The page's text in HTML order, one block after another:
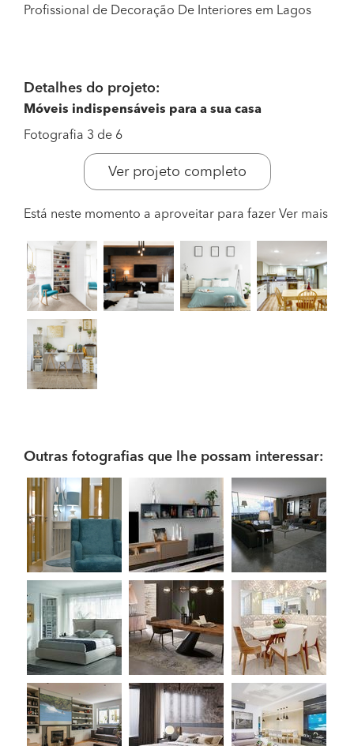
Profissional de Decoração De Interiores em Lagos
Detalhes do projeto:
Móveis indispensáveis para a sua casa
Fotografia 3 de 6
Ver projeto completo
Está neste momento a aproveitar para fazer Ver mais
Outras fotografias que lhe possam interessar: